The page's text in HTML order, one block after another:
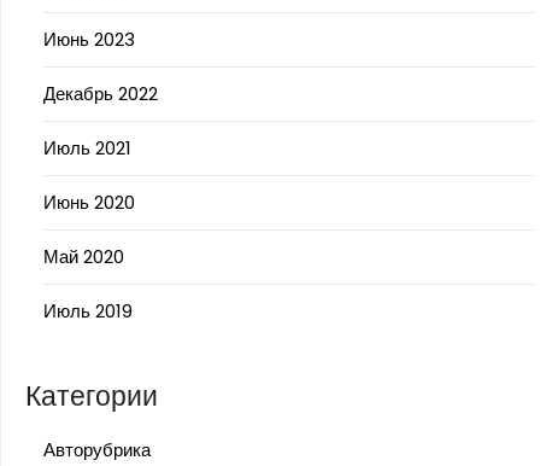
Июнь 2023
Декабрь 2022
Июль 2021
Июнь 2020
Май 2020
Июль 2019
Категории
Авторубрика